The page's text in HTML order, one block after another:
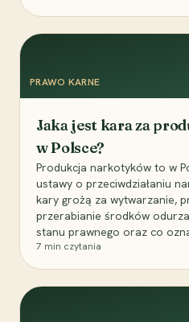
PRAWO KARNE
Jaka jest kara za
w Polsce?
Produkcja narkotyków to w
ustawy o przeciwdziałaniu
kary grożą za wytwarzanie,
przerabianie środków
stanu prawnego oraz co
7 min czytania